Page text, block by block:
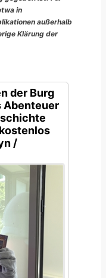
in
außerhalb
Klärung der
der Burg
Abenteuer
/